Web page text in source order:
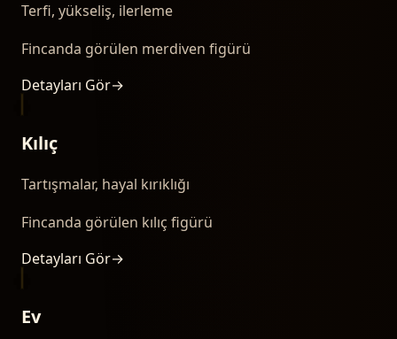
Terfi, yükseliş, ilerleme
Fincanda görülen merdiven figürü
Detayları Gör→
Kılıç
Tartışmalar, hayal kırıklığı
Fincanda görülen kılıç figürü
Detayları Gör→
Ev